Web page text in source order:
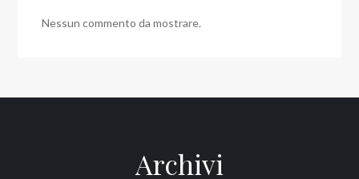
Nessun commento da mostrare.
Archivi